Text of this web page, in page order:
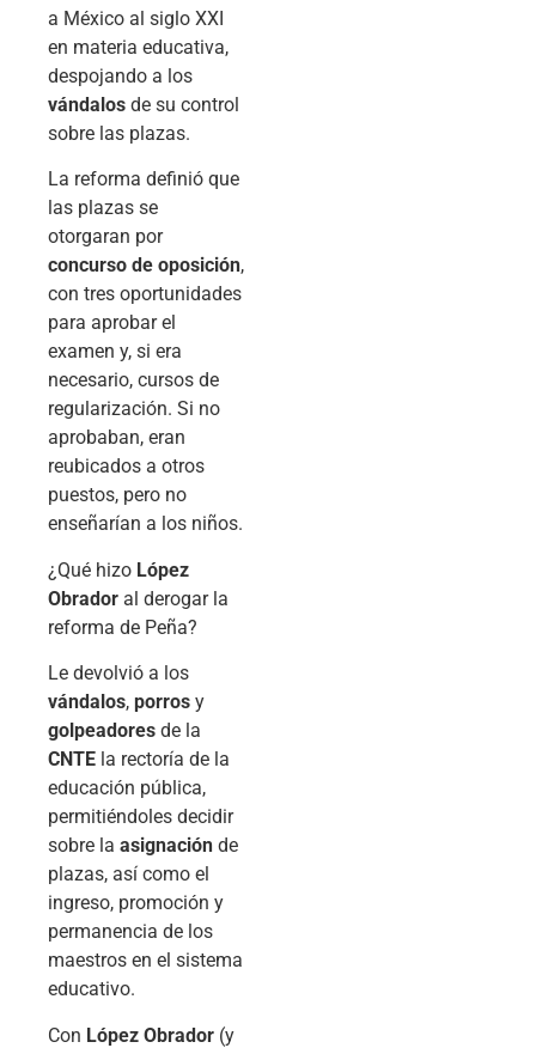
a México al siglo XXI
en materia educativa,
despojando a los
vándalos de su control
sobre las plazas.
La reforma definió que
las plazas se
otorgaran por
concurso de oposición,
con tres oportunidades
para aprobar el
examen y, si era
necesario, cursos de
regularización. Si no
aprobaban, eran
reubicados a otros
puestos, pero no
enseñarían a los niños.
¿Qué hizo López
Obrador al derogar la
reforma de Peña?
Le devolvió a los
vándalos, porros y
golpeadores de la
CNTE la rectoría de la
educación pública,
permitiéndoles decidir
sobre la asignación de
plazas, así como el
ingreso, promoción y
permanencia de los
maestros en el sistema
educativo.
Con López Obrador (y